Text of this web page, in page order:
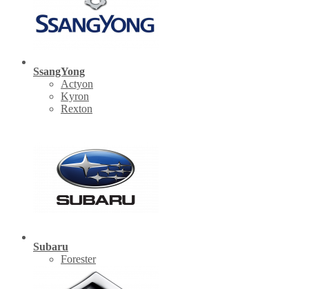
SsangYong
Actyon
Kyron
Rexton
Subaru
Forester